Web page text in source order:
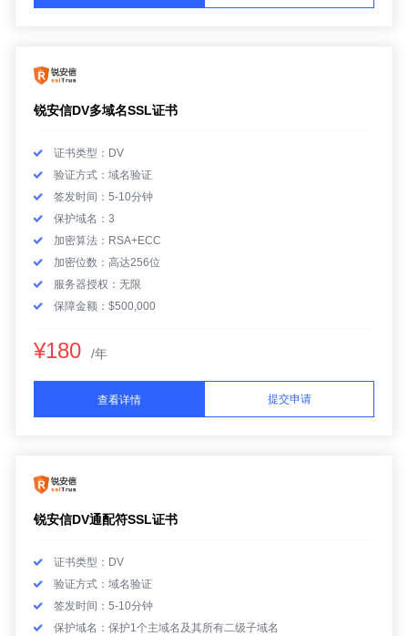
锐安信DV多域名SSL证书
证书类型：DV
验证方式：域名验证
签发时间：5-10分钟
保护域名：3
加密算法：RSA+ECC
加密位数：高达256位
服务器授权：无限
保障金额：$500,000
¥180 /年
查看详情 提交申请
锐安信DV通配符SSL证书
证书类型：DV
验证方式：域名验证
签发时间：5-10分钟
保护域名：保护1个主域名及其所有二级子域名